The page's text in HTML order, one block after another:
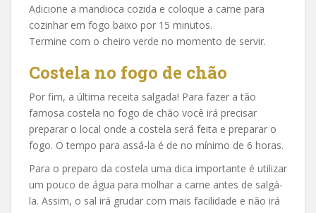
Adicione a mandioca cozida e coloque a carne para
cozinhar em fogo baixo por 15 minutos.
Termine com o cheiro verde no momento de servir.
Costela no fogo de chão
Por fim, a última receita salgada! Para fazer a tão
famosa costela no fogo de chão você irá precisar
preparar o local onde a costela será feita e preparar o
fogo. O tempo para assá-la é de no mínimo de 6 horas.
Para o preparo da costela uma dica importante é utilizar
um pouco de água para molhar a carne antes de salgá-
la. Assim, o sal irá grudar com mais facilidade e não irá